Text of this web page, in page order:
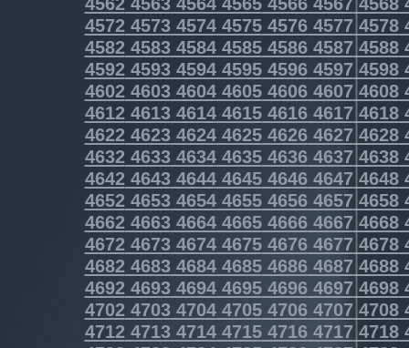
4572457345744575457645774578
4582458345844585458645874588
4592459345944595459645974598
4602460346044605460646074608
4612461346144615461646174618
4622462346244625462646274628
4632463346344635463646374638
4642464346444645464646474648
4652465346544655465646574658
4662466346644665466646674668
4672467346744675467646774678
4682468346844685468646874688
4692469346944695469646974698
4702470347044705470647074708
4712471347144715471647174718